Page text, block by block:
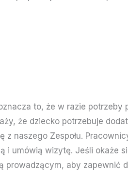
to, że w razie
że dziecko potrzebuje
Zespołu.
umówią wizytę. Jeśli okaże
prowadzącym, aby zapewnić